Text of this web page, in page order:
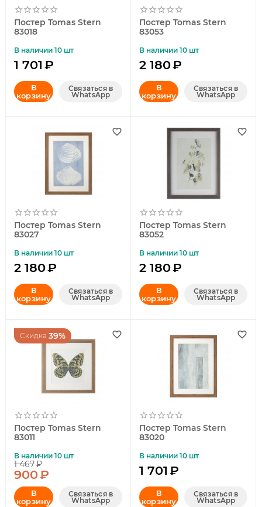
Постер Tomas Stern
83018
В наличии 10 шт
1 701 ₽
В
корзину
Связаться в
WhatsApp
Постер Tomas Stern
83053
В наличии 10 шт
2 180₽
В
корзину
Связаться в
WhatsApp
Постер Tomas Stern
83027
В наличии 10 шт
2 180₽
В
корзину
Связаться в
WhatsApp
Постер Tomas Stern
83052
В наличии 10 шт
2 180₽
В
корзину
Связаться в
WhatsApp
Скидка 39%
Постер Tomas Stern
83011
В наличии 10 шт
1 467₽
900₽
В
корзину
Связаться в
WhatsApp
Постер Tomas Stern
83020
В наличии 10 шт
1 701 ₽
В
корзину
Связаться в
WhatsApp